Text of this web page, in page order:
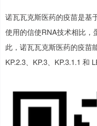
诺瓦瓦克斯医药的疫苗是基
使用的信使RNA技术相比，
此，诺瓦瓦克斯医药的疫苗
KP.2.3、KP.3、KP.3.1.1 和